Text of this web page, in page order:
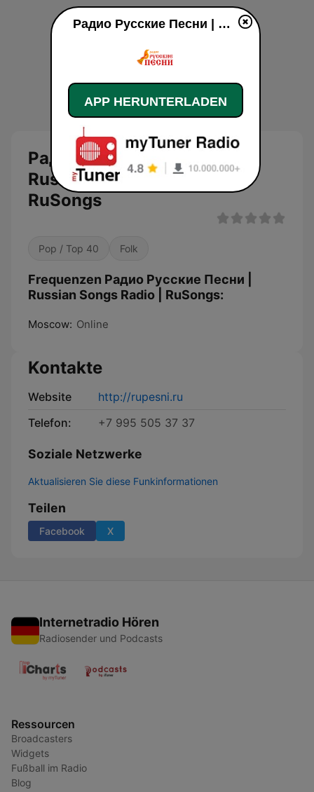
Радио Русские Песни |
Russian Songs Radio |
RuSongs
Pop / Top 40 Folk
Frequenzen Радио Русские Песни |
Russian Songs Radio | RuSongs:
Moscow: Online
Kontakte
Website
http://rupesni.ru
Telefon:
+7 995 505 37 37
Soziale Netzwerke
Aktualisieren Sie diese Funkinformationen
Teilen
Facebook X
Internetradio Hören
Radiosender und Podcasts
Ressourcen
Broadcasters
Widgets
Fußball im Radio
Blog
Радио Русские Песни | Russian Songs Radio | RuSongs live
APP HERUNTERLADEN